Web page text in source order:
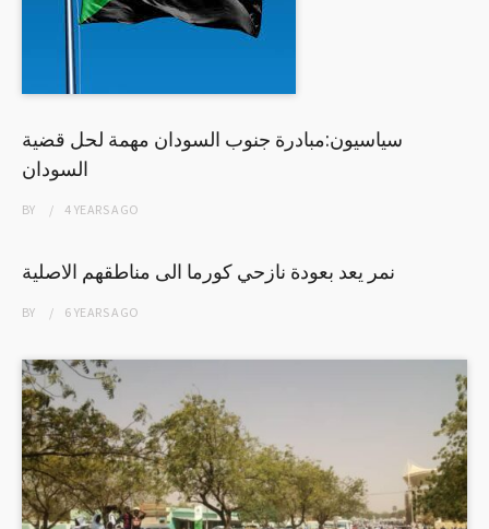
سياسيون:مبادرة جنوب السودان مهمة لحل قضية
السودان
BY 4 YEARSAGO
نمر يعد بعودة نازحي كورما الى مناطقهم الاصلية
BY 6 YEARSAGO